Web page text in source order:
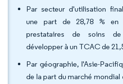
Par secteur d'utilisation
une part de 28,78 % en
prestataires de soins
développer à un TCAC de
Par géographie, l'Asie-
de la part du marché mondial